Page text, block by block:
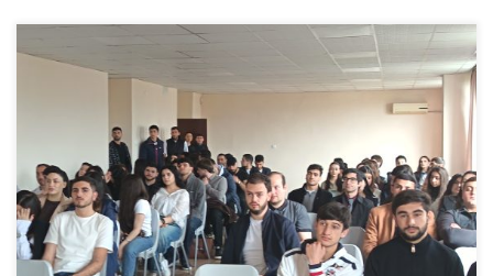
Ապրիլի 25-ին տեղի ունեցան ուսանողական գիտական
զեկույցներ։ Ստոմատոլոգիական ֆակուլտետի 3-րդ և 5-
րդ կուրսի ուսանողները իրենց կուրսընկերներին և
դասախոսներին ներկայացրեցին իրենց հետազոտական
աշխատանքները՝ կատարված իրենց ղեկավարների՝ Տ․Պ
Մինասյանի և Կ․Բ․ Պետրոսյանի ղեկավարությամբ։ 5-րդ
կուրսեցիները՝ Միլենա Միսաքյանը և Ջուլիանա
Ավետիսյանը ներկայացրեցին “Լազերոթերապիան
ստոմատոլոգիայում։ Աշխատանքը կատարել էին Կ․Բ․
Պետրոսյանի անմիջական ղեկավարությամբ և
հսկողույամբ […]